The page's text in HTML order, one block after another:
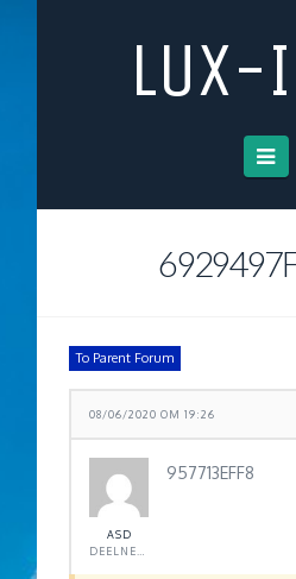
LUX-
To Parent Forum
08/06/2020 OM 19:26
ASD
957713EFF8